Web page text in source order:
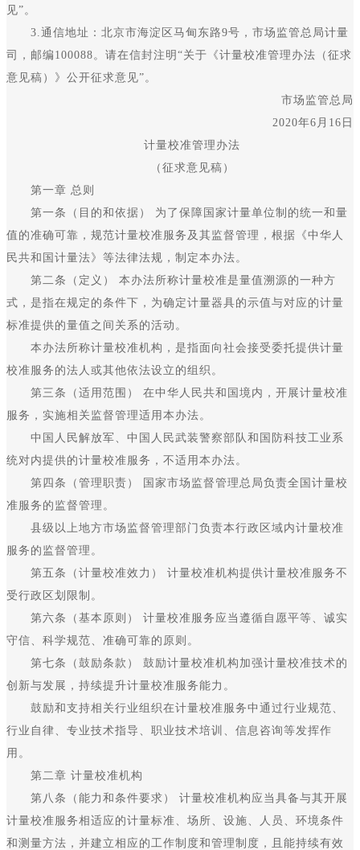
见”。
3.通信地址：北京市海淀区马甸东路9号，市场监管总局计量
司，邮编100088。请在信封注明“关于《计量校准管理办法（征求
意见稿）》公开征求意见”。
市场监管总局
2020年6月16日
计量校准管理办法
（征求意见稿）
第一章 总则
第一条（目的和依据） 为了保障国家计量单位制的统一和量
值的准确可靠，规范计量校准服务及其监督管理，根据《中华人
民共和国计量法》等法律法规，制定本办法。
第二条（定义） 本办法所称计量校准是量值溯源的一种方
式，是指在规定的条件下，为确定计量器具的示值与对应的计量
标准提供的量值之间关系的活动。
本办法所称计量校准机构，是指面向社会接受委托提供计​量
校准服务的法人或其他依法设立的组织。
第三条（适用范围） 在中华人民共和国境内，开展计量校准
服务，实施相关监督管理适用本办法。
中国人民解放军、中国人民武装警察部队和国防科技工业系
统对内提供的计量校准服务，不适用本办法。
第四条（管理职责） 国家市场监督管理总局负责全国计量校
准服务的监督管理。
县级以上地方市场监督管理部门负责本行政区域内计量校准
服务的监督管理。
第五条（计量校准效力） 计量校准机构提供计量校准服务不
受行政区划限制。
第六条（基本原则） 计量校准服务应当遵循自愿平等、诚实
守信、科学规范、准确可靠的原则。
第七条（鼓励条款） 鼓励计量校准机构加强计量校准技术的
创新与发展，持续提升计量校准服务能力。
鼓励和支持相关行业组织在计量校准服务中通过行业规范、
行业自律、专业技术指导、职业技术培训、信息咨询等发挥作
用。
第二章 计量校准机构
第八条（能力和条件要求） 计量校准机构应当具备与其开展
计量校准服务相适应的计量标准、场所、设施、人员、环境条件
和测量方法，并建立相应的工作制度和管理制度，且能持续有效